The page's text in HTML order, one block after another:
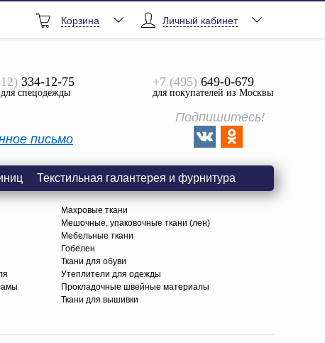
Личный кабинет
Корзина
334-12-75
спецодежды
+7 (495) 649-0-679
для покупателей из Москвы
письмо
Подпишитесь!
Текстильная галантерея и фурнитура
Махровые ткани
Мешочные, упаковочные ткани (лен)
Мебельные ткани
Гобелен
Ткани для обуви
Утеплители для одежды
Прокладочные швейные материалы
Ткани для вышивки